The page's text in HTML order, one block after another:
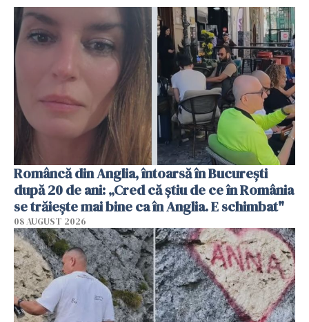
Româncă din Anglia, întoarsă în București
după 20 de ani: „Cred că știu de ce în România
se trăiește mai bine ca în Anglia. E schimbat"
08 AUGUST 2026